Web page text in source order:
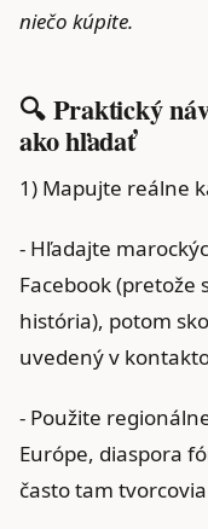
niečo kúpite.
🔍 Praktický
ako hľadať
1) Mapujte reálne
- Hľadajte
Facebook
história), potom
uvedený v
- Použite
Európe, diaspora
často tam